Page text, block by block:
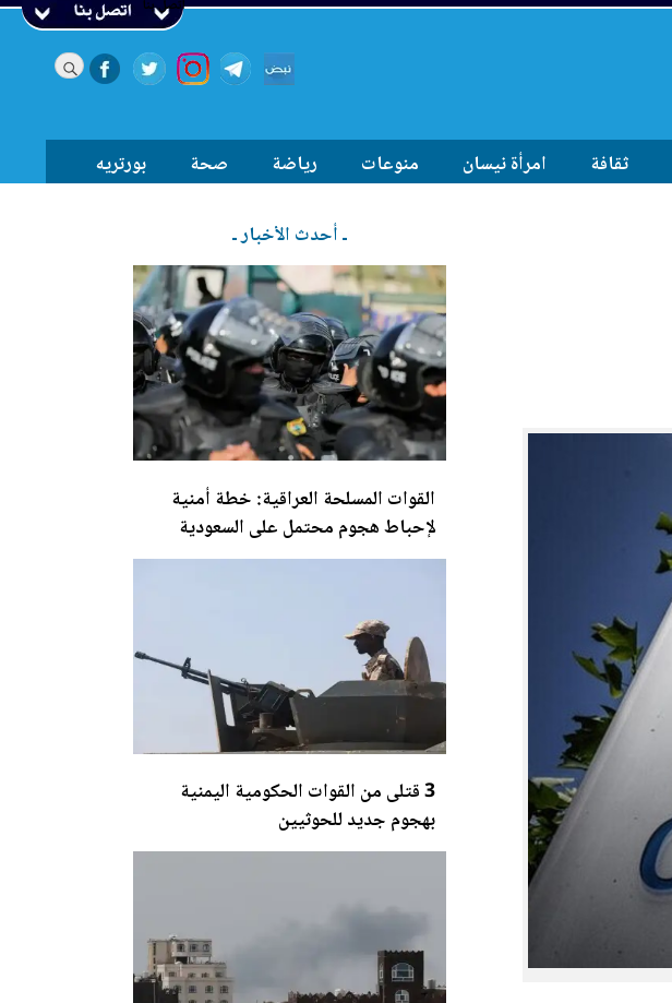
اتصل بنا
ثقافة امرأة نيسان منوعات رياضة صحة بورتريه
ـ أحدث الأخبار ـ
القوات المسلحة العراقية: خطة أمنية
لإحباط هجوم محتمل على السعودية
3 قتلى من القوات الحكومية اليمنية
بهجوم جديد للحوثيين